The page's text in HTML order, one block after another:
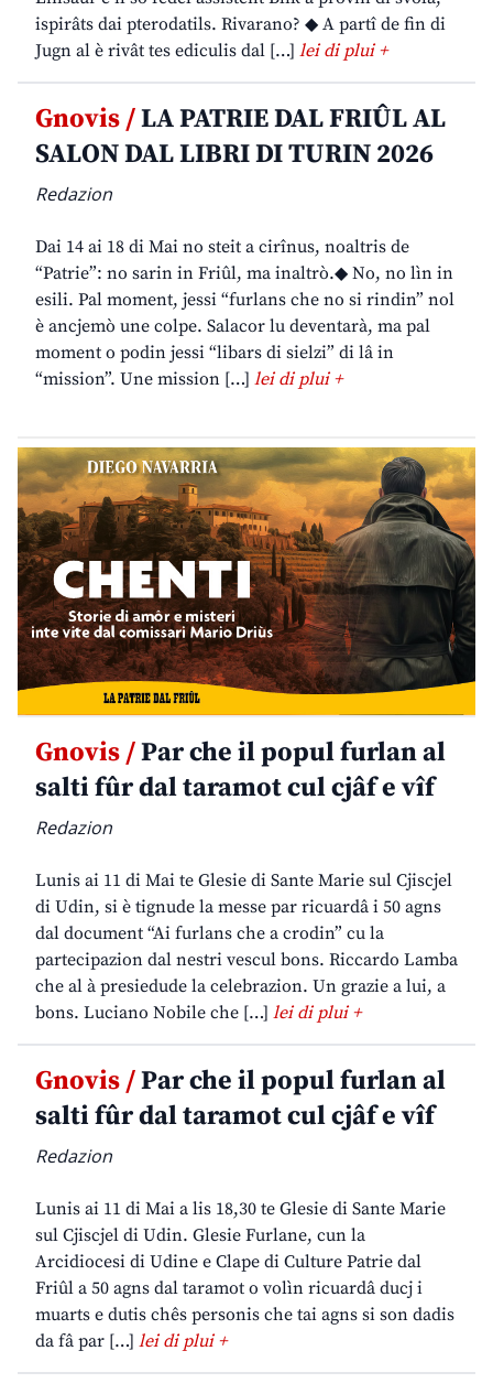
ispirâts dai pterodatils. Rivarano? ◆ A partî de fin di
Jugn al è rivât tes ediculis dal […] lei di plui +
Gnovis /LA PATRIE DAL FRIÛL AL
SALON DAL LIBRI DI TURIN 2026
Redazion
Dai 14 ai 18 di Mai no steit a cirînus, noaltris de
“Patrie”: no sarin in Friûl, ma inaltrò.◆ No, no lìn in
esili. Pal moment, jessi “furlans che no si rindin” nol
è ancjemò une colpe. Salacor lu deventarà, ma pal
moment o podin jessi “libars di sielzi” di lâ in
“mission”. Une mission […] lei di plui +
Gnovis /Par che il popul furlan al
salti fûr dal taramot cul cjâf e vîf
Redazion
Lunis ai 11 di Mai te Glesie di Sante Marie sul Cjiscjel
di Udin, si è tignude la messe par ricuardâ i 50 agns
dal document “Ai furlans che a crodin” cu la
partecipazion dal nestri vescul bons. Riccardo Lamba
che al à presiedude la celebrazion. Un grazie a lui, a
bons. Luciano Nobile che […] lei di plui +
Gnovis /Par che il popul furlan al
salti fûr dal taramot cul cjâf e vîf
Redazion
Lunis ai 11 di Mai a lis 18,30 te Glesie di Sante Marie
sul Cjiscjel di Udin. Glesie Furlane, cun la
Arcidiocesi di Udine e Clape di Culture Patrie dal
Friûl a 50 agns dal taramot o volìn ricuardâ ducj i
muarts e dutis chês personis che tai agns si son dadis
da fâ par […] lei di plui +